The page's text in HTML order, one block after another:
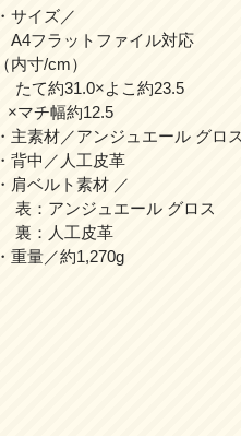
・サイズ／
A4フラットファイル対応
（内寸/cm）
たて約31.0×よこ約23.5
×マチ幅約12.5
・主素材／アンジュエール グロ
・背中／人工皮革
・肩ベルト素材 ／
表：アンジュエール グロス
裏：人工皮革
・重量／約1,270g